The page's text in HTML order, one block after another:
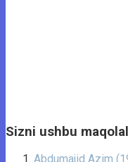
Sizni ushbu
Abdumajid Azim